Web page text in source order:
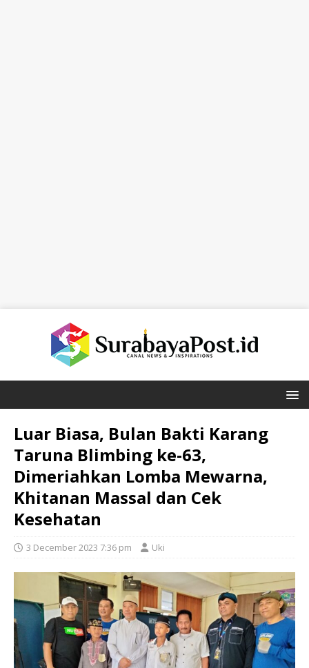
Luar Biasa, Bulan Bakti Karang
Taruna Blimbing ke-63,
Dimeriahkan Lomba Mewarna,
Khitanan Massal dan Cek
Kesehatan
3 December 2023 7:36 pm Uki